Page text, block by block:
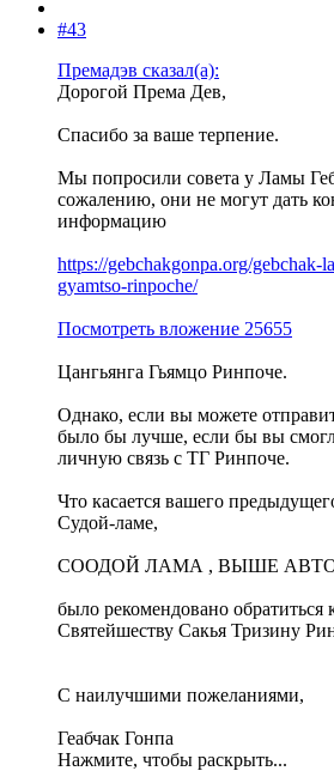
#43
Премадэв сказал(а):
Дорогой Према Дев,
Спасибо за ваше терпение.
Мы попросили совета у Ламы
сожалению, они не могут дать
информацию
https://gebchakgonpa.org/gebchak-
gyamtso-rinpoche/
Посмотреть вложение 25655
Цангьянга Гьямцо Ринпоче.
Однако, если вы можете
было бы лучше, если бы вы
личную связь с ТГ Ринпоче.
Что касается вашего
Судой-ламе,
СООДОЙ ЛАМА , ВЫШЕ
было рекомендовано обратиться
Святейшеству Сакья Тризину
С наилучшими пожеланиями,
Геабчак Гонпа
Нажмите, чтобы раскрыть...